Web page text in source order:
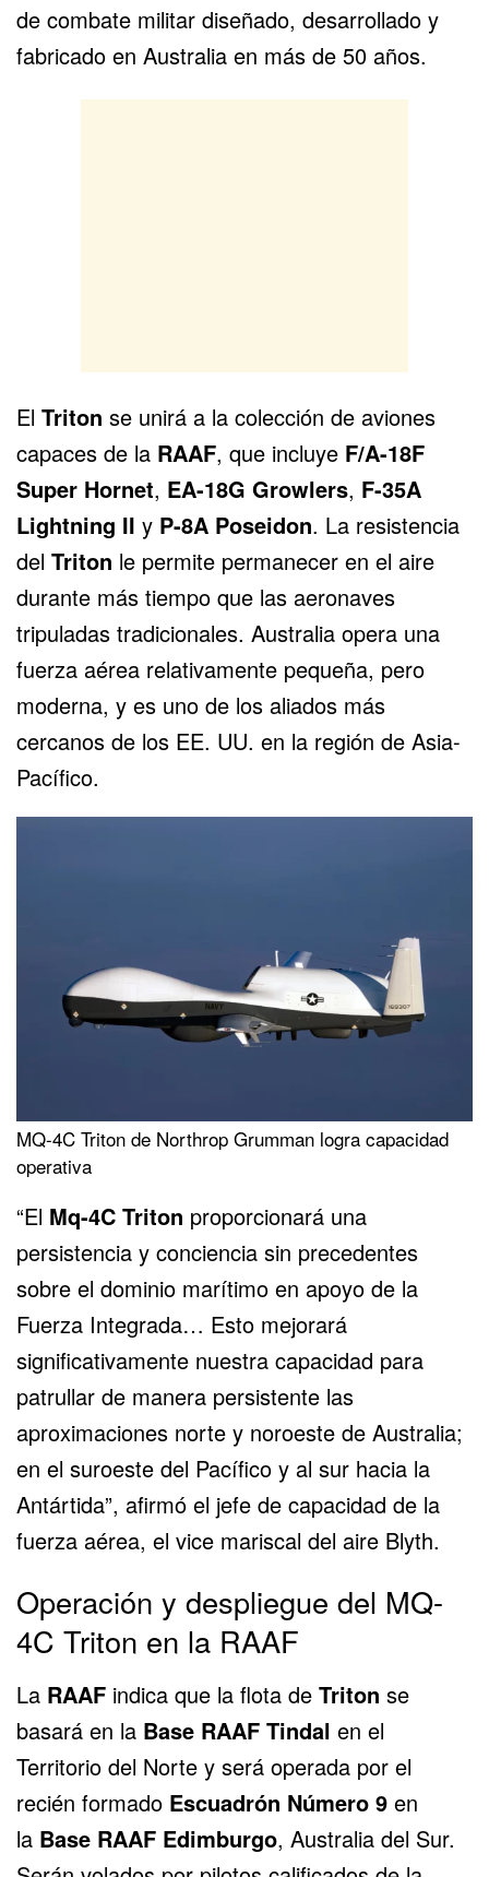
de combate militar diseñado, desarrollado y
fabricado en Australia en más de 50 años.
El Triton se unirá a la colección de aviones
capaces de la RAAF, que incluye F/A-18F
Super Hornet, EA-18G Growlers, F-35A
Lightning II y P-8A Poseidon. La resistencia
del Triton le permite permanecer en el aire
durante más tiempo que las aeronaves
tripuladas tradicionales. Australia opera una
fuerza aérea relativamente pequeña, pero
moderna, y es uno de los aliados más
cercanos de los EE. UU. en la región de Asia-
Pacífico.
MQ-4C Triton de Northrop Grumman logra capacidad
operativa
“El Mq-4C Triton proporcionará una
persistencia y conciencia sin precedentes
sobre el dominio marítimo en apoyo de la
Fuerza Integrada… Esto mejorará
significativamente nuestra capacidad para
patrullar de manera persistente las
aproximaciones norte y noroeste de Australia;
en el suroeste del Pacífico y al sur hacia la
Antártida”, afirmó el jefe de capacidad de la
fuerza aérea, el vice mariscal del aire Blyth.
Operación y despliegue del MQ-
4C Triton en la RAAF
La RAAF indica que la flota de Triton se
basará en la Base RAAF Tindal en el
Territorio del Norte y será operada por el
recién formado Escuadrón Número 9 en
la Base RAAF Edimburgo, Australia del Sur.